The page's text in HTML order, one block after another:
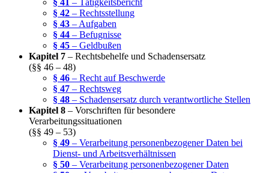
§ 41
– Tätigkeitsbericht
§ 42 – Rechtsstellung
§ 43 – Aufgaben
§ 44 – Befugnisse
§ 45 – Geldbußen
Kapitel 7 – Rechtsbehelfe und Schadensersatz
(§§ 46 – 48)
§ 46 – Recht auf Beschwerde
§ 47 – Rechtsweg
§ 48 – Schadensersatz durch verantwortliche Stellen
Kapitel 8 – Vorschriften für besondere
Verarbeitungssituationen
(§§ 49 – 53)
§ 49 – Verarbeitung personenbezogener Daten bei
Dienst- und Arbeitsverhältnissen
§ 50 – Verarbeitung personenbezogener Daten